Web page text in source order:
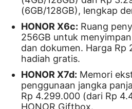
(6GB/128GB), lengkap
HONOR X6c: Ruang
256GB untuk
dan dokumen. Harga Rp
hadiah gratis.
HONOR X7d: Memori
penggunaan jangka
Rp 4.299.000 (dari Rp
HONOR Giftbox.